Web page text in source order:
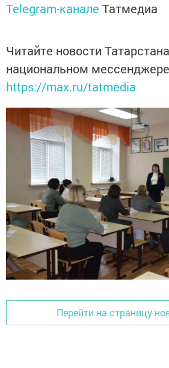
Telegram-канале Татмедиа
Читайте новости
национальном
https://max.ru/tatmedia
Перейти на страницу